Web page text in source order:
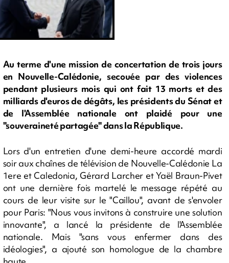
Au terme d'une mission de concertation de trois jours
en Nouvelle-Calédonie, secouée par des violences
pendant plusieurs mois qui ont fait 13 morts et des
milliards d'euros de dégâts, les présidents du Sénat et
de l'Assemblée nationale ont plaidé pour une
"souveraineté partagée" dans la République.
Lors d'un entretien d'une demi-heure accordé mardi
soir aux chaînes de télévision de Nouvelle-Calédonie La
1ere et Caledonia, Gérard Larcher et Yaël Braun-Pivet
ont une dernière fois martelé le message répété au
cours de leur visite sur le "Caillou", avant de s'envoler
pour Paris: "Nous vous invitons à construire une solution
innovante", a lancé la présidente de l'Assemblée
nationale. Mais "sans vous enfermer dans des
idéologies", a ajouté son homologue de la chambre